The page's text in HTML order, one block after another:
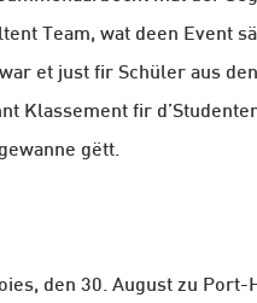
Team, wat deen Event
et just fir Schüler aus
Klassement fir
gëtt.
den 30. August zu